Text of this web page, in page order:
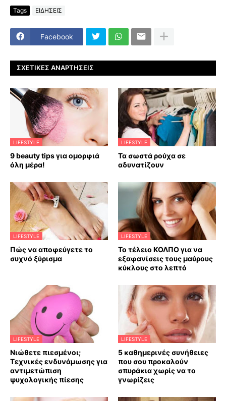
Tags ΕΙΔΗΣΕΙΣ
Facebook
ΣΧΕΤΙΚΈΣ ΑΝΑΡΤΉΣΕΙΣ
LIFESTYLE
9 beauty tips για ομορφιά
όλη μέρα!
LIFESTYLE
Τα σωστά ρούχα σε
αδυνατίζουν
LIFESTYLE
Πώς να αποφεύγετε το
συχνό ξύρισμα
LIFESTYLE
Το τέλειο ΚΟΛΠΟ για να
εξαφανίσεις τους μαύρους
κύκλους στο λεπτό
LIFESTYLE
Νιώθετε πιεσμένοι;
Τεχνικές ενδυνάμωσης για
αντιμετώπιση
ψυχολογικής πίεσης
LIFESTYLE
5 καθημερινές συνήθειες
που σου προκαλούν
σπυράκια χωρίς να το
γνωρίζεις